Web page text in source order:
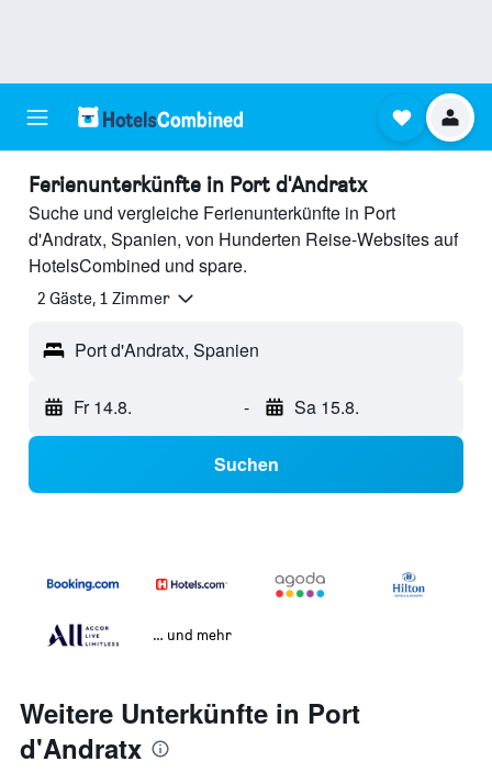
Ferienunterkünfte in Port d'Andratx
Suche und vergleiche Ferienunterkünfte in Port
d'Andratx, Spanien, von Hunderten Reise-Websites auf
HotelsCombined und spare.
2 Gäste, 1 Zimmer
Port d'Andratx, Spanien
Fr 14.8. - Sa 15.8.
Suchen
… und mehr
Weitere Unterkünfte in Port
d'Andratx